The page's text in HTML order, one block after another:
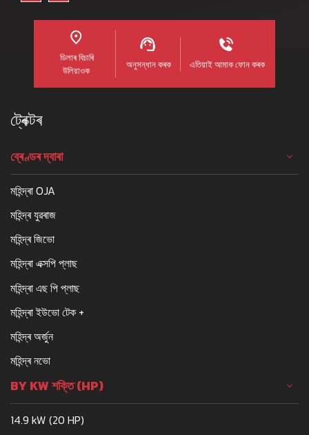
ডিলাৰ বিচাৰি
উলিয়াওক
অনুসন্ধান কৰক এতিয়াই আমাক ফোন কৰক
ট্ৰেক্টৰ
ব্ৰেণ্ডৰ দ্বাৰা
মহিন্দ্ৰা OJA
মহিন্দ্ৰ যুৱৰাজ
মহিন্দ্ৰ জিভো
মহিন্দ্ৰা এক্সপি প্লাছ
মহিন্দ্ৰা এছ পি প্লাছ
মহিন্দ্ৰা ইউভো টেক +
মহিন্দ্ৰ অৰ্জুন
মহিন্দ্ৰ নভো
BY KW শক্তি (HP)
14.9 kW (20 HP)